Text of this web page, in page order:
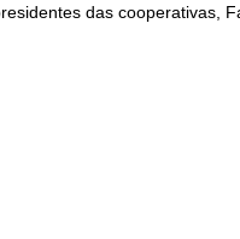
das cooperativas,